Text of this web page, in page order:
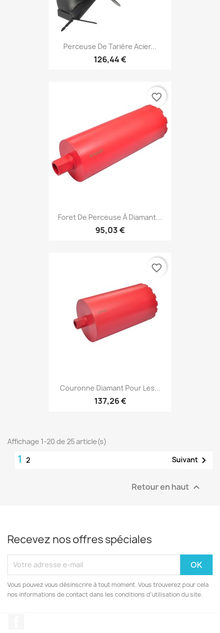
Perceuse De Tarière Acier...
126,44 €
Foret De Perceuse À Diamant...
95,03 €
favorite_border
Couronne Diamant Pour Les...
137,26 €
favorite_border
Affichage 1-20 de 25 article(s)
1 2 Suivant 
Retour en haut 
Recevez nos offres spéciales
Vous pouvez vous désinscrire à tout moment. Vous trouverez pour cela
nos informations de contact dans les conditions d'utilisation du site.